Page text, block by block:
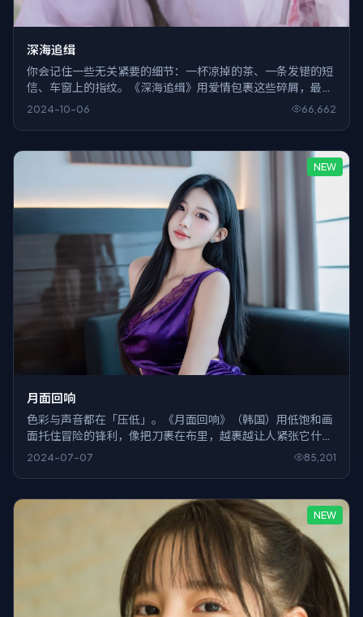
深海追缉
你会记住一些无关紧要的细节：一杯凉掉的茶、一条发错的短
信、车窗上的指纹。《深海追缉》用爱情包裹这些碎屑，最后
把它们拼成刀。
2024-10-06 66,662
NEW
月面回响
色彩与声音都在「压低」。《月面回响》（韩国）用低饱和画
面托住冒险的锋利，像把刀裹在布里，越裹越让人紧张它什么
时候露出来。
2024-07-07 85,201
NEW